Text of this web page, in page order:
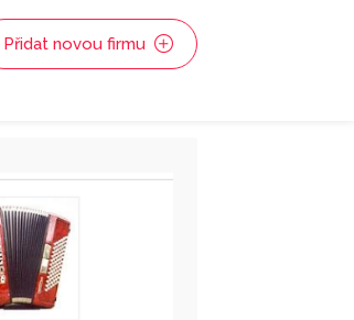
Přidat novou firmu